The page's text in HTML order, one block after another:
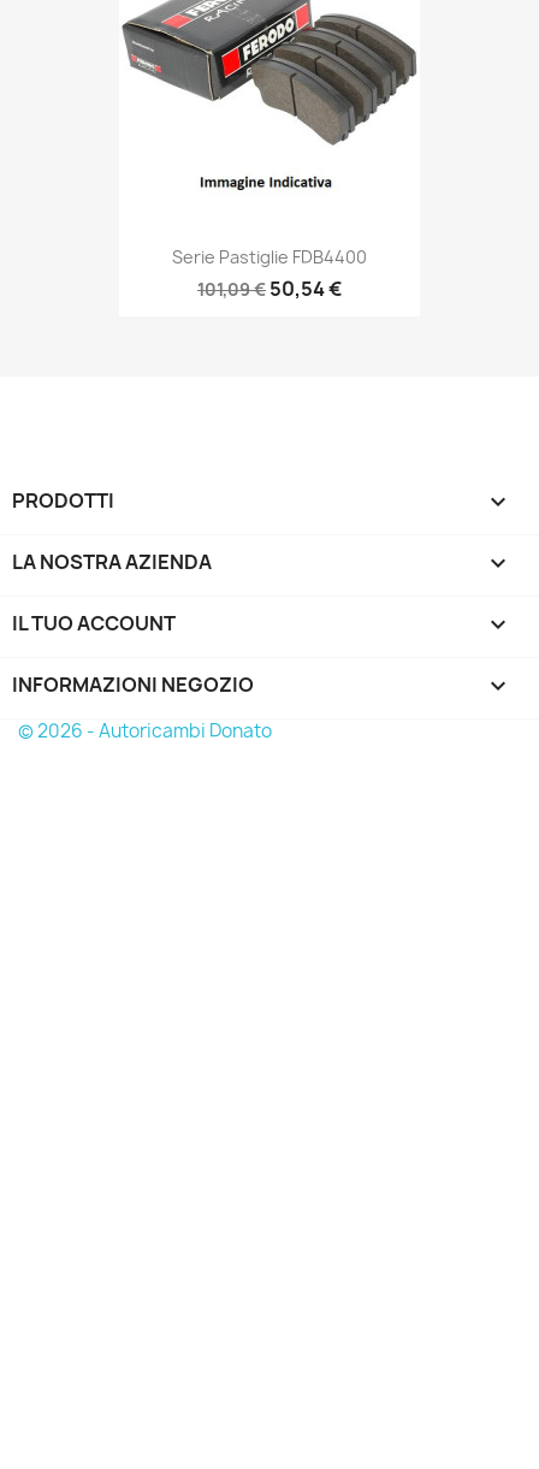
Serie Pastiglie FDB4400
101,09 € 50,54 €
PRODOTTI 
LA NOSTRA AZIENDA 
IL TUO ACCOUNT 
INFORMAZIONI NEGOZIO keyboard_arrow_down
© 2026 - Autoricambi Donato